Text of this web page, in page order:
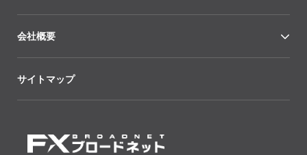
会社概要
サイトマップ